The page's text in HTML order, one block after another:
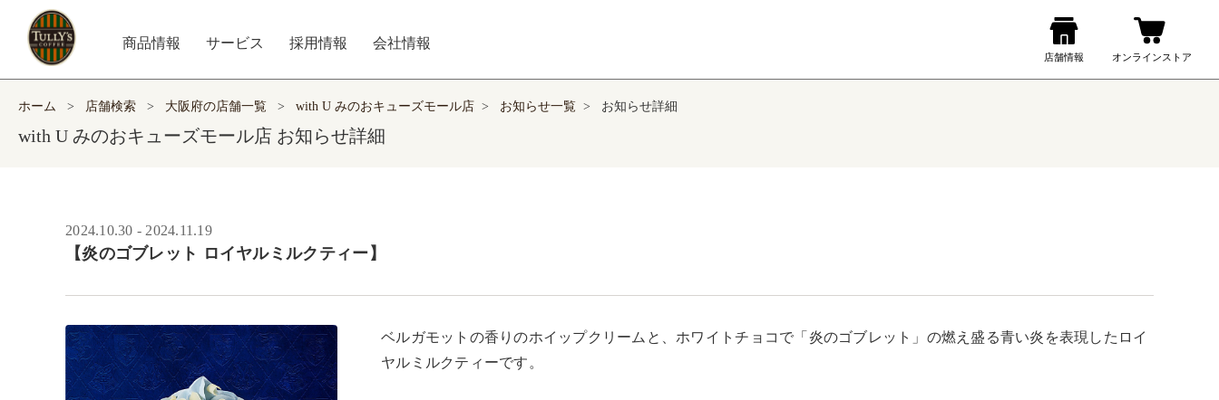
商品情報 サービス 採用情報 会社情報
ホーム > 店舗検索 > 大阪府の店舗一覧 > with U みのおキューズモール店 > お知らせ一覧 > お知らせ詳細
with U みのおキューズモール店 お知らせ詳細
2024.10.30 - 2024.11.19
【炎のゴブレット ロイヤルミルクティー】
ベルガモットの香りのホイップクリームと、ホワイトチョコで「炎のゴブレット」の燃え盛る青い炎を表現したロイ
ヤルミルクティーです。